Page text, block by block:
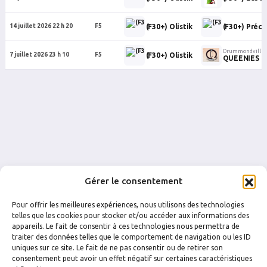
Gérer le consentement
Pour offrir les meilleures expériences, nous utilisons des technologies
telles que les cookies pour stocker et/ou accéder aux informations des
appareils. Le fait de consentir à ces technologies nous permettra de
traiter des données telles que le comportement de navigation ou les ID
uniques sur ce site. Le fait de ne pas consentir ou de retirer son
consentement peut avoir un effet négatif sur certaines caractéristiques
14 juillet 2026 22 h 20 F5 (F30+) Olistik (F30+)
7 juillet 2026 23 h 10 F5 (F30+) Olistik Drummondville
QUEENIES
FACEBOOK INSTAGRAM